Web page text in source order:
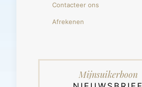
Contacteer ons
Afrekenen
Mijnsuikerboon